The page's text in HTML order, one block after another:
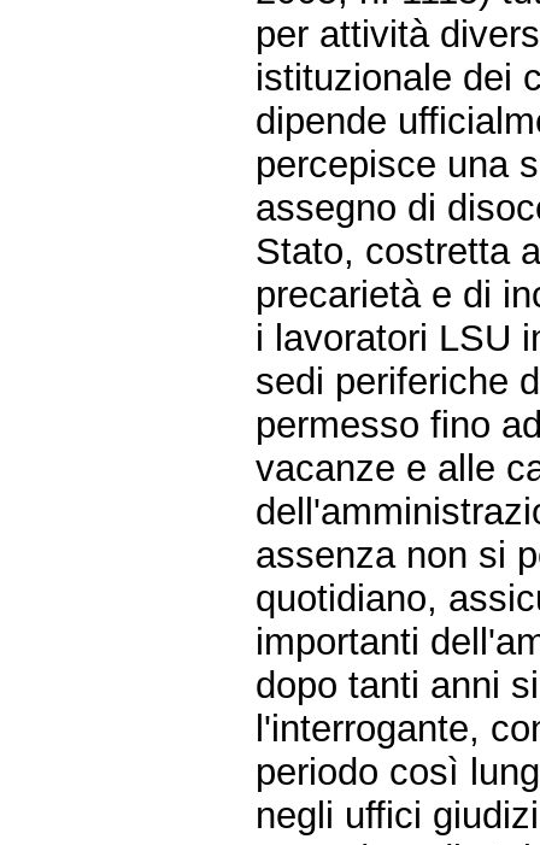
per attività
istituzionale dei
dipende
percepisce una
assegno di
Stato, costretta
precarietà e di
i lavoratori LSU
sedi periferiche
permesso fino
vacanze e alle
assenza non si
quotidiano,
importanti
dopo tanti anni
l'interrogante,
periodo così
negli uffici